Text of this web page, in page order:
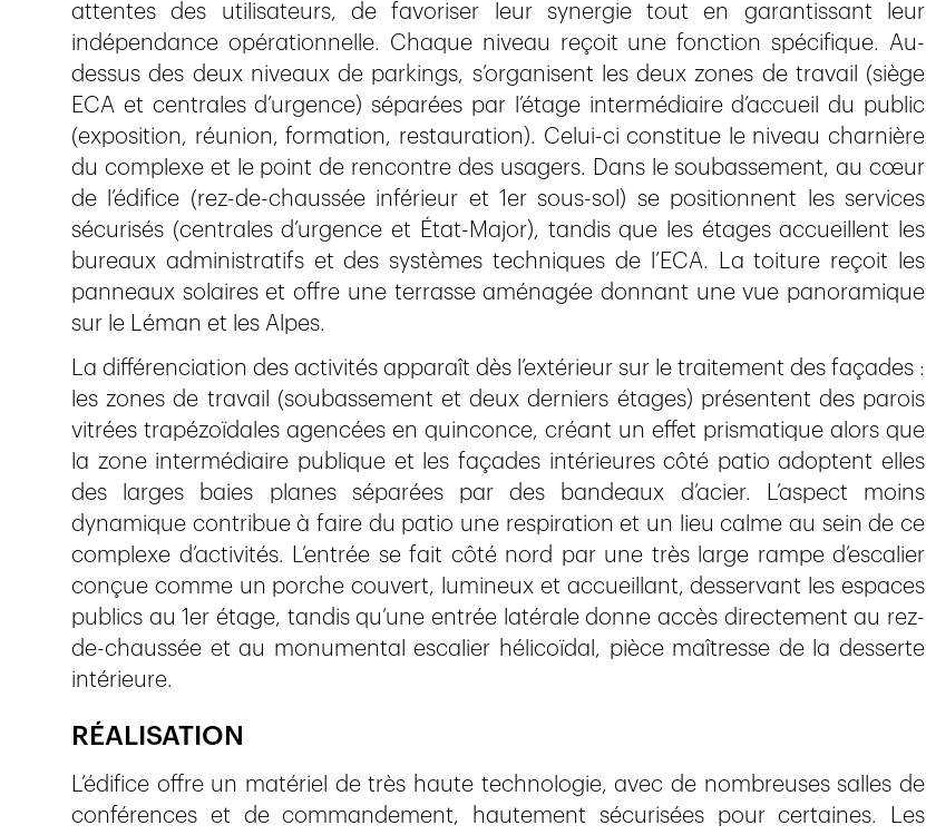
attentes des utilisateurs, de favoriser leur synergie tout en garantissant leur
indépendance opérationnelle. Chaque niveau reçoit une fonction spécifique. Au-
dessus des deux niveaux de parkings, s’organisent les deux zones de travail (siège
ECA et centrales d’urgence) séparées par l’étage intermédiaire d’accueil du public
(exposition, réunion, formation, restauration). Celui-ci constitue le niveau charnière
du complexe et le point de rencontre des usagers. Dans le soubassement, au cœur
de l’édifice (rez-de-chaussée inférieur et 1er sous-sol) se positionnent les services
sécurisés (centrales d’urgence et État-Major), tandis que les étages accueillent les
bureaux administratifs et des systèmes techniques de l’ECA. La toiture reçoit les
panneaux solaires et offre une terrasse aménagée donnant une vue panoramique
sur le Léman et les Alpes.
La différenciation des activités apparaît dès l’extérieur sur le traitement des façades :
les zones de travail (soubassement et deux derniers étages) présentent des parois
vitrées trapézoïdales agencées en quinconce, créant un effet prismatique alors que
la zone intermédiaire publique et les façades intérieures côté patio adoptent elles
des larges baies planes séparées par des bandeaux d’acier. L’aspect moins
dynamique contribue à faire du patio une respiration et un lieu calme au sein de ce
complexe d’activités. L’entrée se fait côté nord par une très large rampe d’escalier
conçue comme un porche couvert, lumineux et accueillant, desservant les espaces
publics au 1er étage, tandis qu’une entrée latérale donne accès directement au rez-
de-chaussée et au monumental escalier hélicoïdal, pièce maîtresse de la desserte
intérieure.
RÉALISATION
L’édifice offre un matériel de très haute technologie, avec de nombreuses salles de
conférences et de commandement, hautement sécurisées pour certaines. Les